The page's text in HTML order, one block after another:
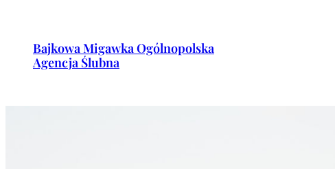
treściBajkowa Migawka Ogólnopolska
Agencja Ślubna